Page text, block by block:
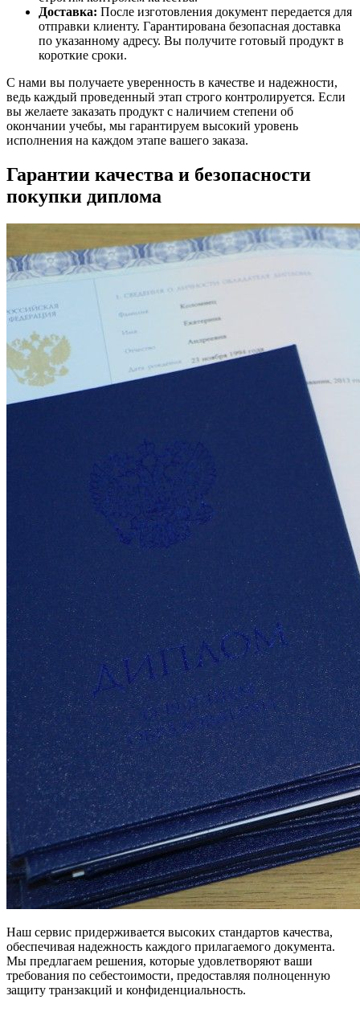
Доставка: После изготовления документ передается для
отправки клиенту. Гарантирована безопасная доставка
по указанному адресу. Вы получите готовый продукт в
короткие сроки.
С нами вы получаете уверенность в качестве и надежности,
ведь каждый проведенный этап строго контролируется. Если
вы желаете заказать продукт с наличием степени об
окончании учебы, мы гарантируем высокий уровень
исполнения на каждом этапе вашего заказа.
Гарантии качества и безопасности
покупки диплома
Наш сервис придерживается высоких стандартов качества,
обеспечивая надежность каждого прилагаемого документа.
Мы предлагаем решения, которые удовлетворяют ваши
требования по себестоимости, предоставляя полноценную
защиту транзакций и конфиденциальность.